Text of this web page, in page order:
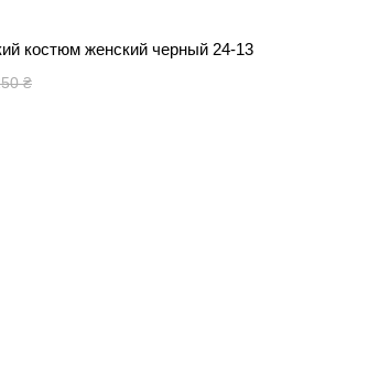
костюм женский черный 24-13
₴